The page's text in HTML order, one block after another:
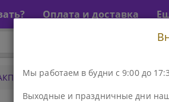
Оплата и доставка
5sp SPCA, MPCA, SMMA
Мы работаем в будни с 9:00 до
Выходные и праздничные дни